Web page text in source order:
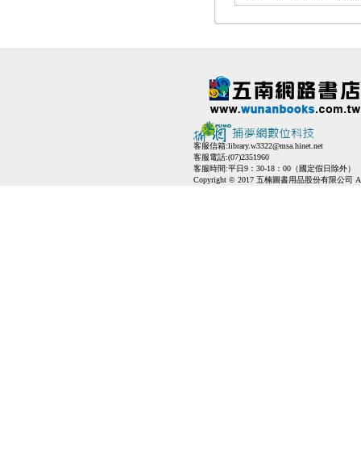
客服信箱:library.w3322@msa.hinet.net
客服電話:(07)2351960
客服時間:平日9：30-18：00（國定假日除外）
Copyright © 2017 五楠圖書用品股份有限公司